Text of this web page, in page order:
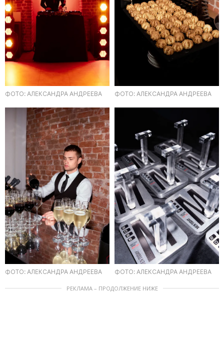
ФОТО: АЛЕКСАНДРА АНДРЕЕВА ФОТО: АЛЕКСАНДРА АНДРЕЕВА
ФОТО: АЛЕКСАНДРА АНДРЕЕВА ФОТО: АЛЕКСАНДРА АНДРЕЕВА
РЕКЛАМА – ПРОДОЛЖЕНИЕ НИЖЕ